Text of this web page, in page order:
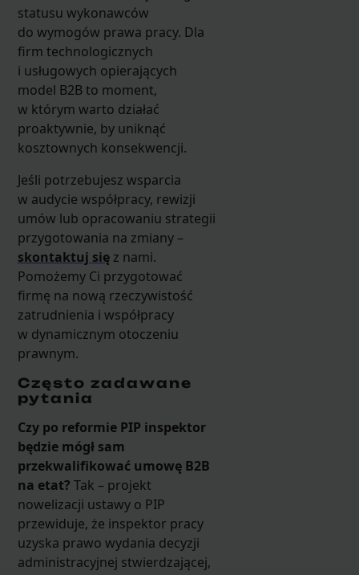
statusu wykonawców
do wymogów prawa pracy. Dla
firm technologicznych
i usługowych opierających
model B2B to moment,
w którym warto działać
proaktywnie, by uniknąć
kosztownych konsekwencji.
Jeśli potrzebujesz wsparcia
w audycie współpracy, rewizji
umów lub opracowaniu strategii
przygotowania na zmiany –
skontaktuj sięz nami.
Pomożemy Ci przygotować
firmę na nową rzeczywistość
zatrudnienia i współpracy
w dynamicznym otoczeniu
prawnym.
Często zadawane
pytania
Czy po reformie PIP inspektor
będzie mógł sam
przekwalifikować umowę B2B
na etat? Tak – projekt
nowelizacji ustawy o PIP
przewiduje, że inspektor pracy
uzyska prawo wydania decyzji
administracyjnej stwierdzającej,